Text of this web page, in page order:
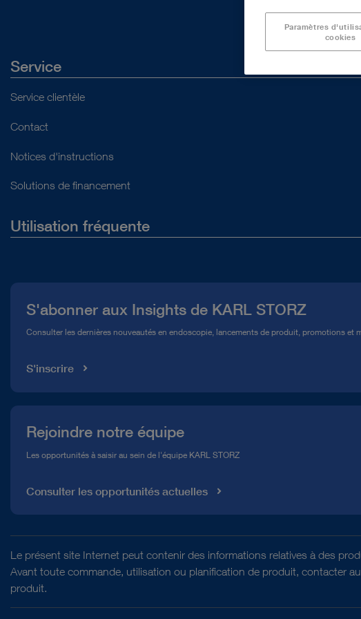
Service
Service clientèle
Contact
Notices d'instructions
Solutions de financement
Utilisation fréquente
Service télé-assistance Conformité
S'abonner aux Insights de KARL STORZ
Consulter les dernières nouveautés en endoscopie, lancements de produit, promotions et
S'inscrire
Rejoindre notre équipe
Les opportunités à saisir au sein de l'équipe KARL STORZ
Consulter les opportunités actuelles
Le présent site Internet peut contenir des informations relatives à des
Avant toute commande, utilisation ou planification de produit, contacter
produit.
Paramètres
cookies